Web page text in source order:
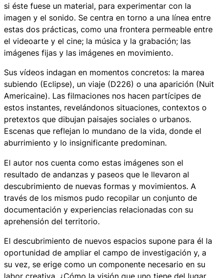
si éste fuese un material, para experimentar con la
imagen y el sonido. Se centra en torno a una línea entre
estas dos prácticas, como una frontera permeable entre
el videoarte y el cine; la música y la grabación; las
imágenes fijas y las imágenes en movimiento.
Sus vídeos indagan en momentos concretos: la marea
subiendo (Eclipse), un viaje (D226) o una aparición (Nuit
Americaine). Las filmaciones nos hacen partícipes de
estos instantes, revelándonos situaciones, contextos o
pretextos que dibujan paisajes sociales o urbanos.
Escenas que reflejan lo mundano de la vida, donde el
aburrimiento y lo insignificante predominan.
El autor nos cuenta como estas imágenes son el
resultado de andanzas y paseos que le llevaron al
descubrimiento de nuevas formas y movimientos. A
través de los mismos pudo recopilar un conjunto de
documentación y experiencias relacionadas con su
aprehensión del territorio.
El descubrimiento de nuevos espacios supone para él la
oportunidad de ampliar el campo de investigación y, a
su vez, se erige como un componente necesario en su
labor creativa. ¿Cómo la visión que uno tiene del lugar